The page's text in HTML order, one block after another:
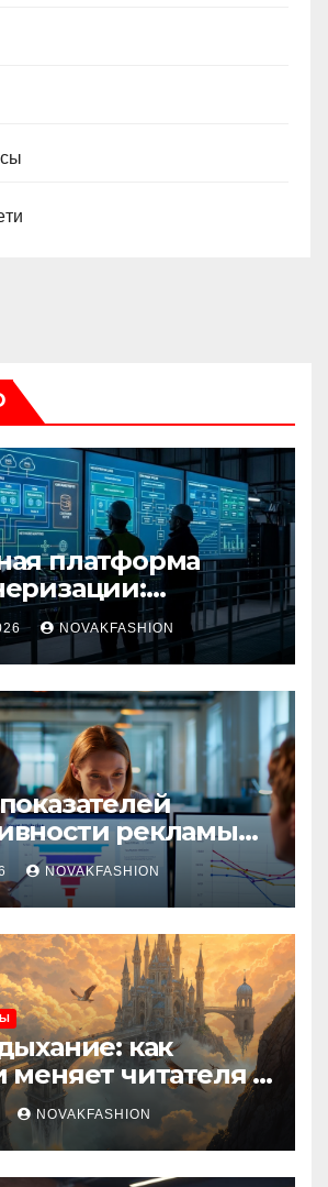
платформа
особенности
использования
NOVAKFASHION
рекламы
точек
NOVAKFASHION
как
меняет читателя и
NOVAKFASHION